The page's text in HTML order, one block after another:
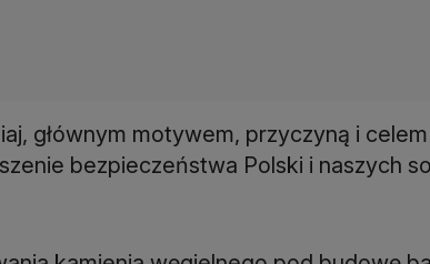
głównym motywem, przyczyną i
bezpieczeństwa Polski i naszych